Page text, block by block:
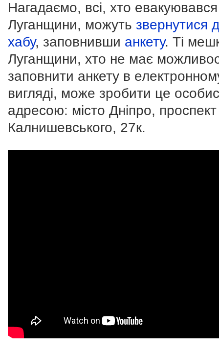
Нагадаємо, всі, хто
Луганщини, можуть звернутися
хабу, заповнивши анкету. Ті
Луганщини, хто не має
заповнити анкету в
вигляді, може зробити це
адресою: місто Дніпро, проспект
Калнишевського, 27к.